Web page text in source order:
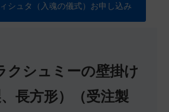
シュタ（入魂の儀式）お申し込み